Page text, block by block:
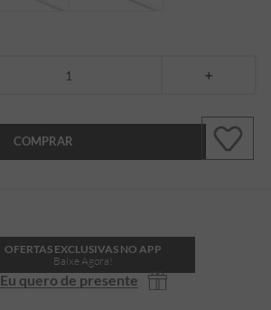
＋
COMPRAR
OFERTAS EXCLUSIVAS NO APP
Baixe Agora!
Eu quero de presente